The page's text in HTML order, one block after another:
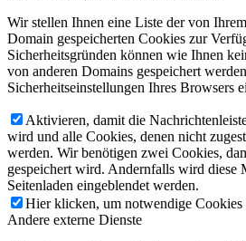
Wir stellen Ihnen eine Liste der von
Domain gespeicherten Cookies zur
Sicherheitsgründen können wie Ihnen
von anderen Domains gespeichert
Sicherheitseinstellungen Ihres Browsers
Aktivieren, damit die
wird und alle Cookies, denen nicht
werden. Wir benötigen zwei Cookies,
gespeichert wird. Andernfalls wird diese
Seitenladen eingeblendet werden.
Hier klicken, um notwendige
Andere externe Dienste